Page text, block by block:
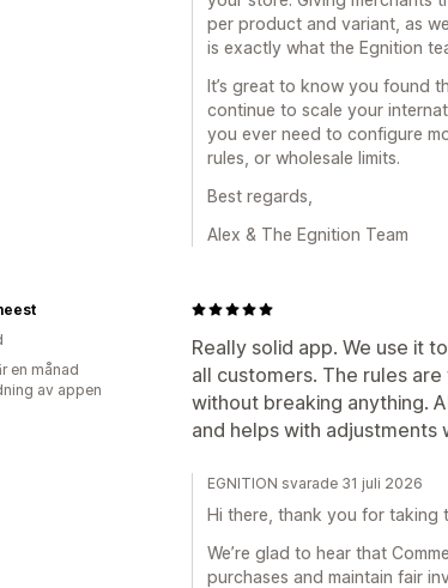
per product and variant, as
is exactly what the Egnition
It’s great to know you found
continue to scale your
you ever need to configure
rules, or wholesale limits.
Best regards,
Alex & The Egnition Team
Really solid app. We use it
all customers. The rules
without breaking anything.
and helps with adjustments
en månad
av appen
EGNITION svarade 31 juli 2026
Hi there, thank you for taking
We’re glad to hear that
purchases and maintain fair